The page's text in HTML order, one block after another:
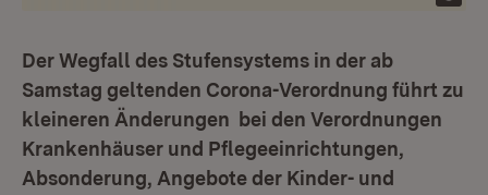
Der Wegfall des Stufensystems in der ab
Samstag geltenden Corona-Verordnung führt zu
kleineren Änderungen bei den Verordnungen
Krankenhäuser und Pflegeeinrichtungen,
Absonderung, Angebote der Kinder- und